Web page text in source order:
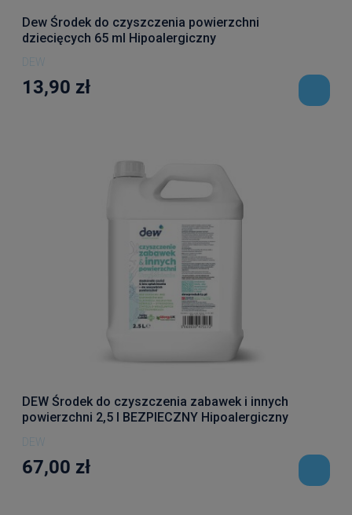
Dew Środek do czyszczenia powierzchni
dziecięcych 65 ml Hipoalergiczny
DEW
13,90 zł
DEW Środek do czyszczenia zabawek i innych
powierzchni 2,5 l BEZPIECZNY Hipoalergiczny
DEW
67,00 zł